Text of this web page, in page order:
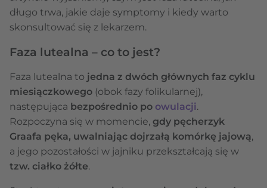
długo trwa, jakie daje symptomy i kiedy warto
skonsultować się z lekarzem.
Faza lutealna – co to jest?
Faza lutealna to jedna z dwóch głównych faz cyklu
miesiączkowego (obok fazy folikularnej),
następująca bezpośrednio po owulacji.
Rozpoczyna się w momencie, gdy pęcherzyk
Graafa pęka, uwalniając dojrzałą komórkę jajową,
a jego pozostałości w jajniku przekształcają się w
tzw. ciałko żółte.